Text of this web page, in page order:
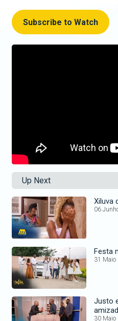
Subscribe to Watch
Up Next
Xiluva
06
Festa
31 Maio
Justo
30 Maio